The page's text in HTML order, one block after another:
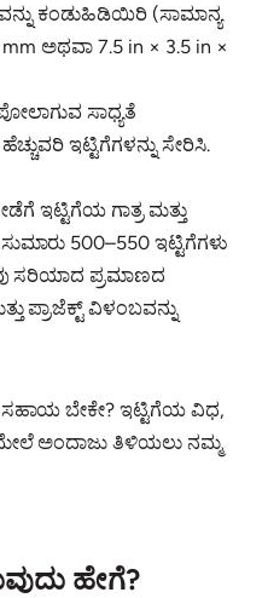
ಕಂಡುಹಿಡಿಯಿರಿ (ಸಾಮಾನ್ಯ
mm ಅಥವಾ 7.5 in × 3.5 in ×
ಸಾಧ್ಯತೆ
ಇಟ್ಟಿಗೆಗಳನ್ನು ಸೇರಿಸಿ.
ಇಟ್ಟಿಗೆಯ ಗಾತ್ರ ಮತ್ತು
500–550 ಇಟ್ಟಿಗೆಗಳು
ಸರಿಯಾದ ಪ್ರಮಾಣದ
ಪ್ರಾಜೆಕ್ಟ್ ವಿಳಂಬವನ್ನು
ಬೇಕೇ? ಇಟ್ಟಿಗೆಯ ವಿಧ,
ಅಂದಾಜು ತಿಳಿಯಲು ನಮ್ಮ
ಹೇಗೆ?